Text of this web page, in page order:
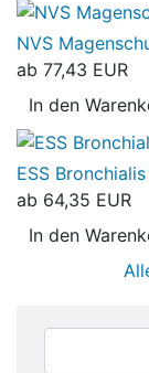
NVS
ab 77,43 EUR
In den
ESS
ab 64,35 EUR
In den